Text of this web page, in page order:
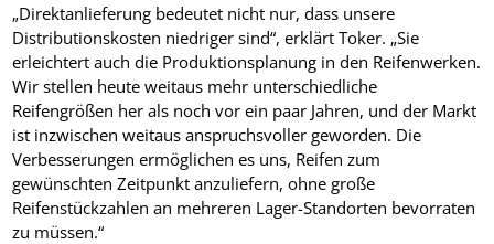
„Direktanlieferung bedeutet nicht nur, dass unsere
Distributionskosten niedriger sind“, erklärt Toker. „Sie
erleichtert auch die Produktionsplanung in den Reifenwerken.
Wir stellen heute weitaus mehr unterschiedliche
Reifengrößen her als noch vor ein paar Jahren, und der Markt
ist inzwischen weitaus anspruchsvoller geworden. Die
Verbesserungen ermöglichen es uns, Reifen zum
gewünschten Zeitpunkt anzuliefern, ohne große
Reifenstückzahlen an mehreren Lager-Standorten bevorraten
zu müssen.“